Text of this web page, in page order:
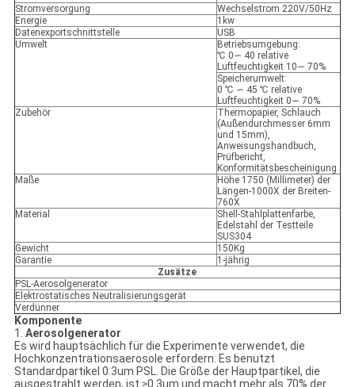
Stromversorgung
Wechselstrom 220V/50Hz
Energie
1kw
Datenexportschnittstelle
USB
Umwelt
Betriebsumgebung:
℃ 0∽ 40 relative
Luftfeuchtigkeit 10∽ 70%
Speicherumwelt:
0 ℃ ∽ 45 ℃ relative
Luftfeuchtigkeit 0∽ 70%
Zubehör
Thermopapier, Schlauch
(Außendurchmesser 6mm
und 15mm),
Anweisungshandbuch,
Prüfbericht,
Konformitätsbescheinigung
Maße
Höhe 1750 (Millimeter) der
Längen-1000X der Breiten-
760X
Material
Shell-Stahlplattenfarbe,
Edelstahl der Testteile
SUS304
Gewicht
150Kg
Garantie
1-jährig
Zusätze
PSL-Aerosolgenerator
Elektrostatisches Neutralisierungsgerät
Verdünner
Komponente
1. Aerosolgenerator
Es wird hauptsächlich für die Experimente verwendet, die
Hochkonzentrationsaerosole erfordern. Es benutzt
Standardpartikel 0.3um PSL. Die Größe der Hauptpartikel, die
ausgestrahlt werden, ist ≥0.3um und macht mehr als 70% der